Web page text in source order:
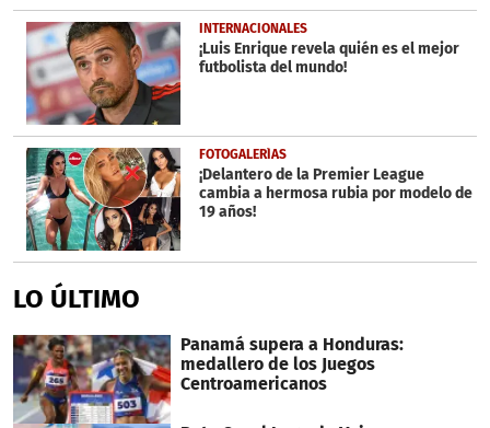
INTERNACIONALES
¡Luis Enrique revela quién es el mejor
futbolista del mundo!
FOTOGALERÍAS
¡Delantero de la Premier League
cambia a hermosa rubia por modelo de
19 años!
LO ÚLTIMO
Panamá supera a Honduras:
medallero de los Juegos
Centroamericanos